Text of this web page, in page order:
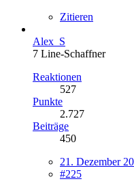
Zitieren
Alex_S
7 Line-Schaffner
Reaktionen
527
Punkte
2.727
Beiträge
450
21. Dezember
#225